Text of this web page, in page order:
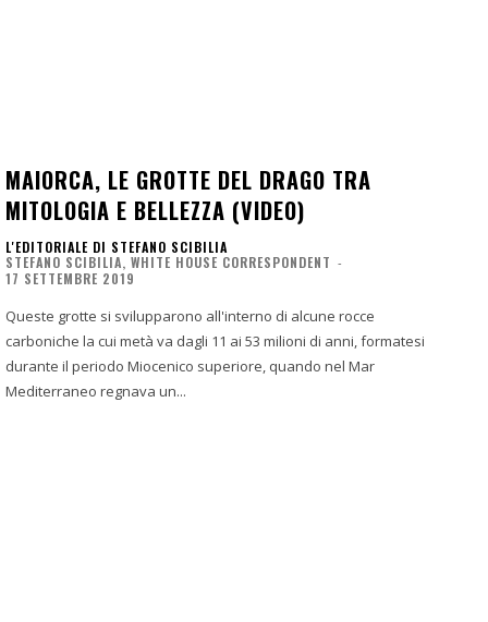
MAIORCA, LE GROTTE DEL DRAGO TRA
MITOLOGIA E BELLEZZA (VIDEO)
L'EDITORIALE DI STEFANO SCIBILIA
STEFANO SCIBILIA, WHITE HOUSE CORRESPONDENT -
17 SETTEMBRE 2019
Queste grotte si svilupparono all'interno di alcune rocce
carboniche la cui metà va dagli 11 ai 53 milioni di anni, formatesi
durante il periodo Miocenico superiore, quando nel Mar
Mediterraneo regnava un...